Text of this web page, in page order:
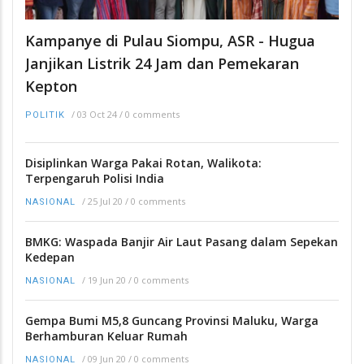
Kampanye di Pulau Siompu, ASR - Hugua
Janjikan Listrik 24 Jam dan Pemekaran
Kepton
POLITIK / 03 Oct 24 / 0 comments
Disiplinkan Warga Pakai Rotan, Walikota:
Terpengaruh Polisi India
NASIONAL / 25 Jul 20 / 0 comments
BMKG: Waspada Banjir Air Laut Pasang dalam Sepekan
Kedepan
NASIONAL / 19 Jun 20 / 0 comments
Gempa Bumi M5,8 Guncang Provinsi Maluku, Warga
Berhamburan Keluar Rumah
NASIONAL / 09 Jun 20 / 0 comments